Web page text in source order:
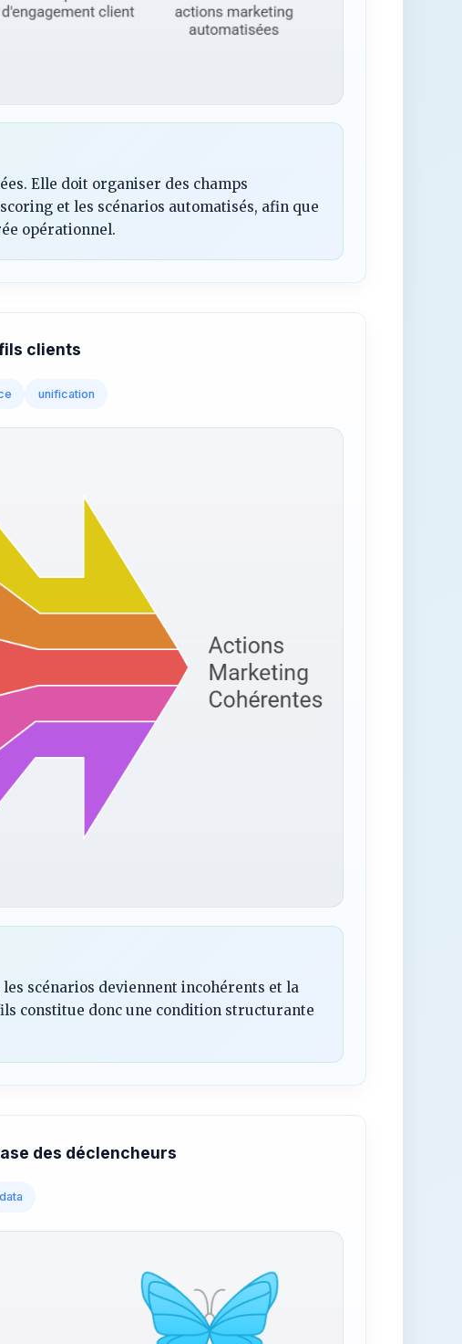
Elle doit organiser des champs
et les scénarios automatisés, afin que
opérationnel.
clients
unification
scénarios deviennent incohérents et la
constitue donc une condition structurante
des déclencheurs
data